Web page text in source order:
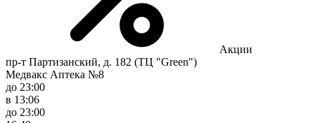
Акции
пр-т Партизанский, д. 182 (ТЦ "Green")
Медвакс Аптека №8
до 23:00
в 13:06
до 23:00